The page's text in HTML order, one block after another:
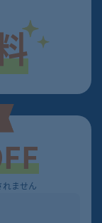
ません